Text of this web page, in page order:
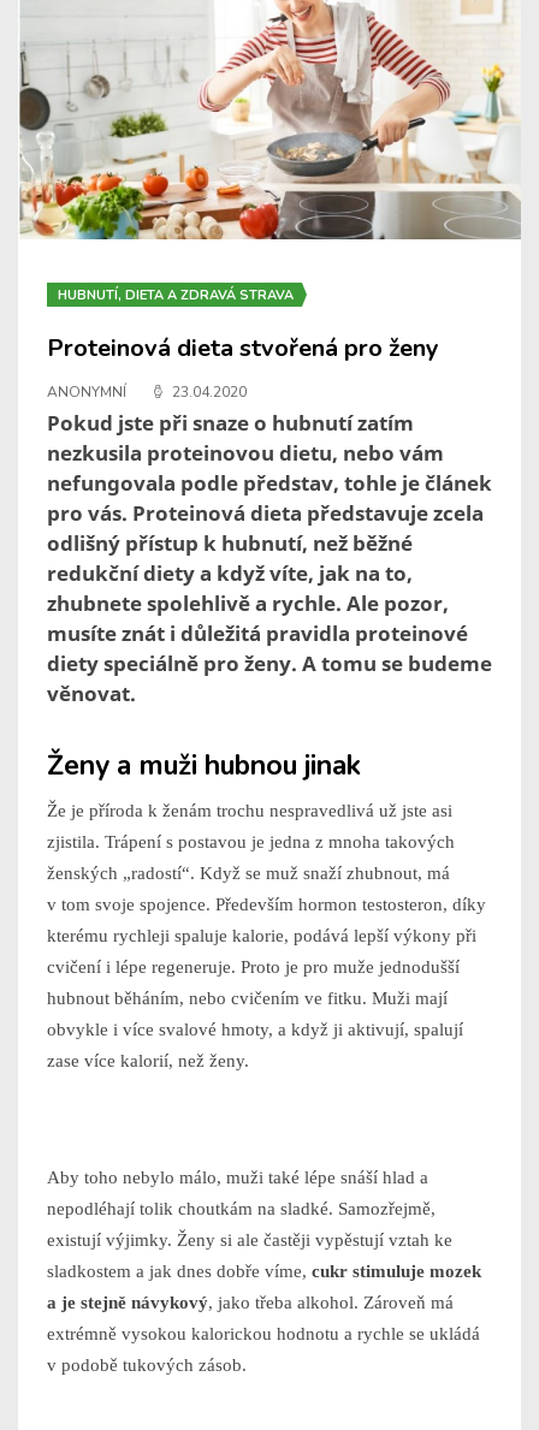
HUBNUTÍ, DIETA A ZDRAVÁ STRAVA
Proteinová dieta stvořená pro ženy
ANONYMNÍ 23.04.2020
Pokud jste při snaze o hubnutí zatím
nezkusila proteinovou dietu, nebo vám
nefungovala podle představ, tohle je článek
pro vás. Proteinová dieta představuje zcela
odlišný přístup k hubnutí, než běžné
redukční diety a když víte, jak na to,
zhubnete spolehlivě a rychle. Ale pozor,
musíte znát i důležitá pravidla proteinové
diety speciálně pro ženy. A tomu se budeme
věnovat.
Ženy a muži hubnou jinak
Že je příroda k ženám trochu nespravedlivá už jste asi
zjistila. Trápení s postavou je jedna z mnoha takových
ženských „radostí“. Když se muž snaží zhubnout, má
v tom svoje spojence. Především hormon testosteron, díky
kterému rychleji spaluje kalorie, podává lepší výkony při
cvičení i lépe regeneruje. Proto je pro muže jednodušší
hubnout běháním, nebo cvičením ve fitku. Muži mají
obvykle i více svalové hmoty, a když ji aktivují, spalují
zase více kalorií, než ženy.
Aby toho nebylo málo, muži také lépe snáší hlad a
nepodléhají tolik choutkám na sladké. Samozřejmě,
existují výjimky. Ženy si ale častěji vypěstují vztah ke
sladkostem a jak dnes dobře víme, cukr stimuluje mozek
a je stejně návykový, jako třeba alkohol. Zároveň má
extrémně vysokou kalorickou hodnotu a rychle se ukládá
v podobě tukových zásob.